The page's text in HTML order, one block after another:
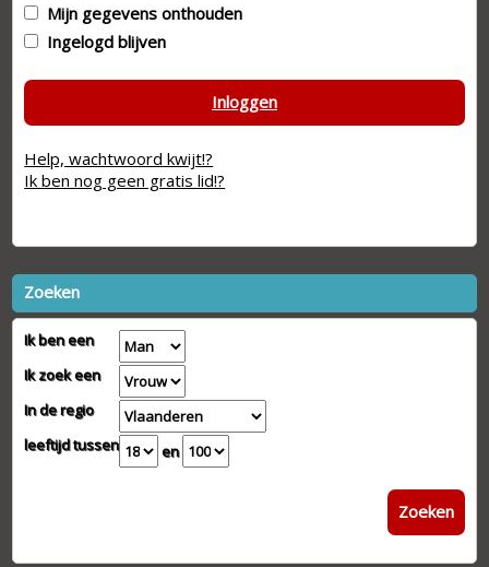
Mijn gegevens onthouden
Ingelogd blijven
Inloggen
Help, wachtwoord kwijt!?
Ik ben nog geen gratis lid!?
Zoeken
Ik ben een
Ik zoek een
In de regio
leeftijd tussen
en
Zoeken